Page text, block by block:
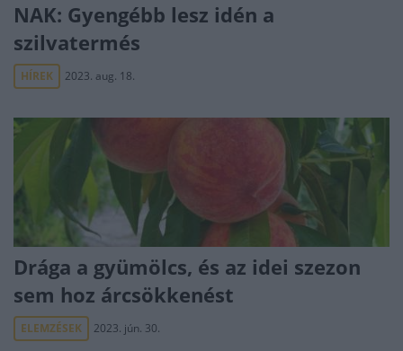
NAK: Gyengébb lesz idén a
szilvatermés
HÍREK 2023. aug. 18.
Drága a gyümölcs, és az idei szezon
sem hoz árcsökkenést
ELEMZÉSEK 2023. jún. 30.